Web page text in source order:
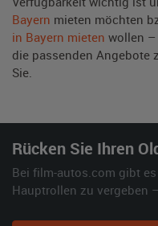
Bayern mieten möchten
in Bayern mieten wollen –
die passenden Angebote
Sie.
Rücken Sie Ihren
Bei film-autos.com gibt
Hauptrollen zu vergeben